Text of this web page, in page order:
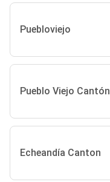
Puebloviejo
Pueblo Viejo Cantón
Echeandía Canton